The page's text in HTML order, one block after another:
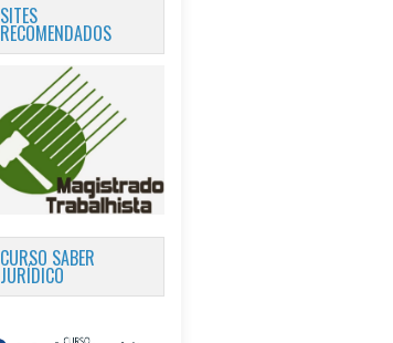
SITES
RECOMENDADOS
CURSO SABER
JURÍDICO